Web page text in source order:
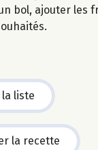
bol, ajouter les
la liste
la recette